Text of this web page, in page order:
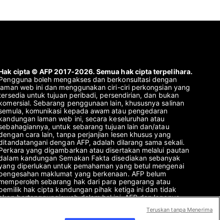
cipta © AFP 2017-2026. Semua hak cipta terpelihara.
boleh mengakses dan berkonsultasi dengan
web ini dan menggunakan ciri-ciri perkongsian yang
untuk tujuan peribadi, persendirian, dan bukan
Sebarang penggunaan lain, khususnya salinan
komunikasi kepada awam atau pengedaran
laman web ini, secara keseluruhan atau
untuk sebarang tujuan lain dan/atau
cara lain, tanpa perjanjian lesen khusus yang
dengan AFP, adalah dilarang sama sekali.
yang digambarkan atau disertakan melalui pautan
kandungan Semakan Fakta disediakan sebanyak
diperlukan untuk pemahaman yang betul mengenai
maklumat yang berkenaan. AFP belum
sebarang hak dari para pengarang atau
hak cipta kandungan pihak ketiga ini dan tidak
bertanggungjawab dalam hal ini. AFP dan logonya
Teruskan tanpa Menerima